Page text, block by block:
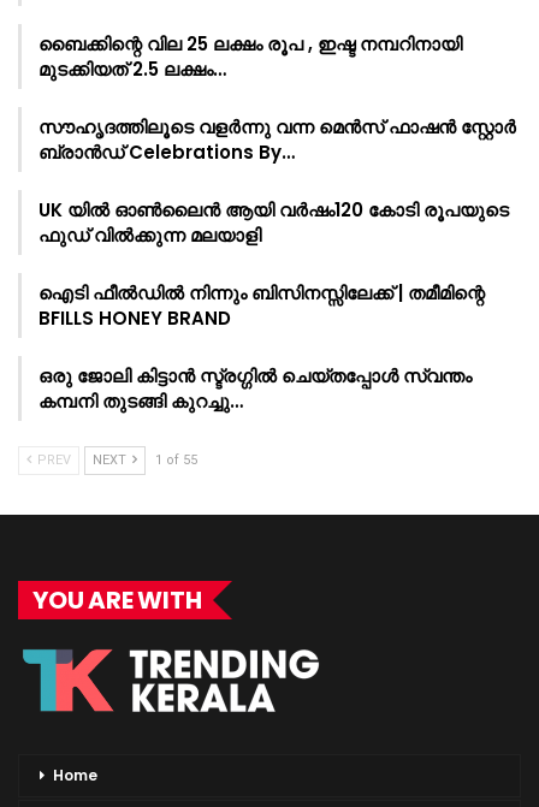
ബൈക്കിന്റെ വില 25 ലക്ഷം രൂപ , ഇഷ്ട നമ്പറിനായി
മുടക്കിയത് 2.5 ലക്ഷം…
സൗഹൃദത്തിലൂടെ വളർന്നു വന്ന മെൻസ് ഫാഷൻ സ്റ്റോർ
ബ്രാൻഡ് Celebrations By…
UK യിൽ ഓൺലൈൻ ആയി വർഷം120 കോടി രൂപയുടെ
ഫുഡ് വിൽക്കുന്ന മലയാളി
ഐടി ഫീൽഡിൽ നിന്നും ബിസിനസ്സിലേക്ക് | തമീമിന്റെ
BFILLS HONEY BRAND
ഒരു ജോലി കിട്ടാൻ സ്ട്രഗ്ഗിൽ ചെയ്തപ്പോൾ സ്വന്തം
കമ്പനി തുടങ്ങി കുറച്ചു…
PREV NEXT 1 of 55
YOU ARE WITH
Home